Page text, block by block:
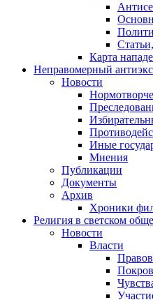
Карта
Неправомерный
Новости
Иные
Мнения
Публикации
Документы
Архив
Хроники
Религия в светском
Новости
Власти